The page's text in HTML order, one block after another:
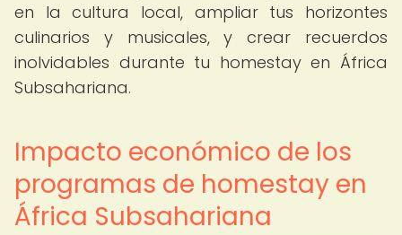
en la cultura local, ampliar tus horizontes
culinarios y musicales, y crear recuerdos
inolvidables durante tu homestay en África
Subsahariana.
Impacto económico de los
programas de homestay en
África Subsahariana